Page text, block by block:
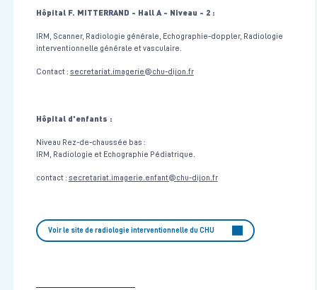
Hôpital F. MITTERRAND - Hall A - Niveau - 2 :
IRM, Scanner, Radiologie générale, Echographie-doppler, Radiologie
interventionnelle générale et vasculaire.
Contact : secretariat.imagerie@chu-dijon.fr
Hôpital d'enfants :
Niveau Rez-de-chaussée bas :
IRM, Radiologie et Echographie Pédiatrique.
contact : secretariat.imagerie.enfant@chu-dijon.fr
Voir le site de radiologie interventionnelle du CHU